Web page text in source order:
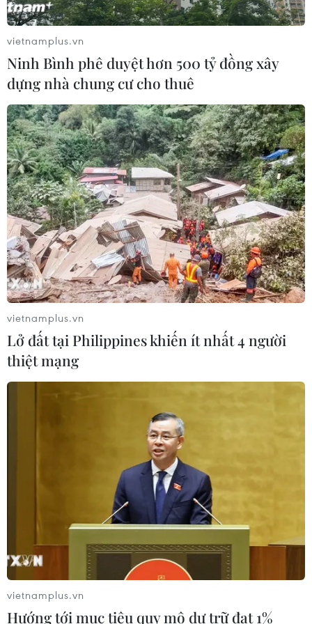
là điểm sáng trong bức tranh kinh tế
Việt Nam
05/08/2026 09:08
Động lực tăng trưởng mới tiếp tục
dẫn dắt kinh tế Trung Quốc
05/08/2026 07:44
Dòng vốn FDI vào Quảng Ninh
chuyển dịch tích cực về chất lượng
05/08/2026 07:40
Xem thêm
CƠ QUAN CHỦ QUẢN: THÔNG TẤN XÃ VIỆT NAM
Tổng Biên tập: TRẦN TIẾN DUẨN
Phó Tổng Biên tập: NGUYỄN THỊ TÁM, KHÚC THANH
Quy định sử dụng
Hỗ trợ
Ngôn ngữ
TTXVN
Dịch vụ tin
Quảng cáo
Liên hệ
vietnamplus.vn
Ninh Bình phê duyệt hơn 500 tỷ đồng xây
dựng nhà chung cư cho thuê
vietnamplus.vn
Lở đất tại Philippines khiến ít nhất 4 người
thiệt mạng
vietnamplus.vn
Hướng tới mục tiêu quy mô dự trữ đạt 1%